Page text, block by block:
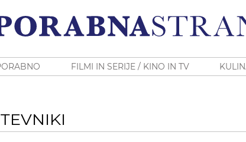
FILMI IN SERIJE / KINO IN TV